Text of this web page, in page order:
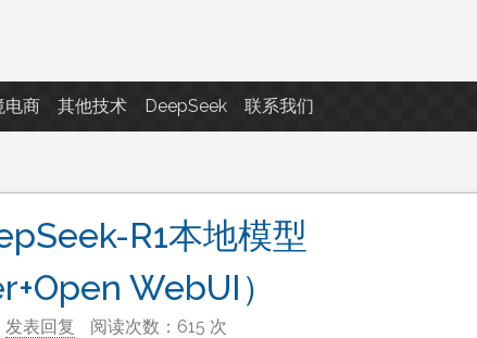
点点滴滴
电商 其他技术 DeepSeek 联系我们
R1本地模型
WebUI）
发表回复 阅读次数：615 次